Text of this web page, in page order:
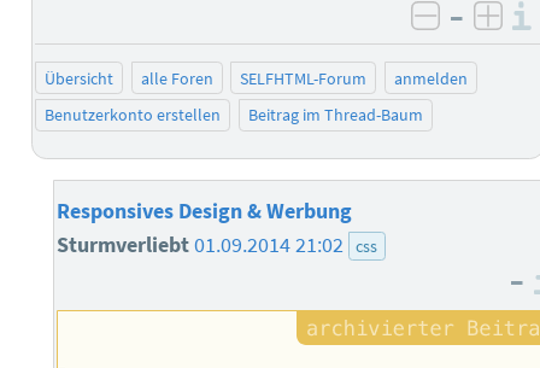
negativ
–
Übersicht alle Foren SELFHTML-Forum
anmelden
Benutzerkonto erstellen
Beitrag im Thread-Baum
Responsives Design & Werbung
Sturmverliebt01.09.2014 21:02 css
–